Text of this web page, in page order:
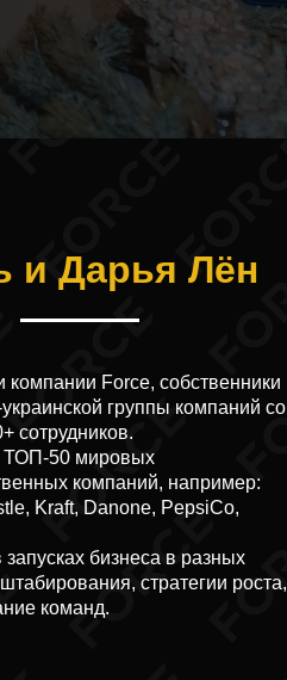
и Дарья Лён
компании Force, собственники
группы компаний со
сотрудников.
ТОП-50 мировых
компаний, например:
Kraft, Danone, PepsiCo,
бизнеса в разных
стратегии роста,
команд.